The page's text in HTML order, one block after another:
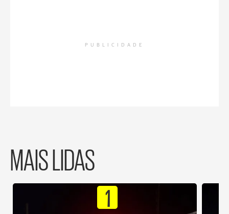
PUBLICIDADE
MAIS LIDAS
1